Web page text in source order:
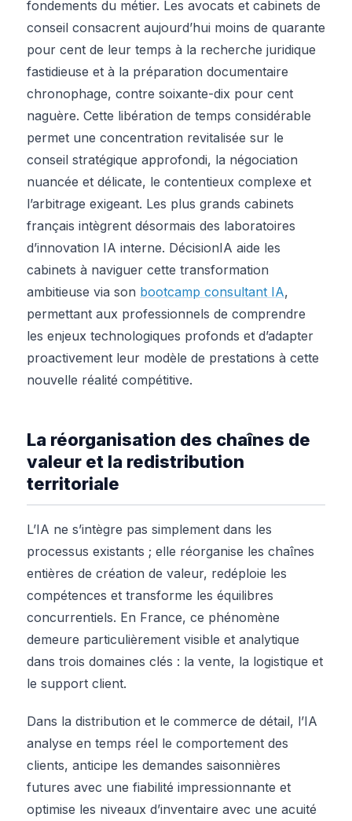
fondements du métier. Les avocats et cabinets de
conseil consacrent aujourd’hui moins de quarante
pour cent de leur temps à la recherche juridique
fastidieuse et à la préparation documentaire
chronophage, contre soixante-dix pour cent
naguère. Cette libération de temps considérable
permet une concentration revitalisée sur le
conseil stratégique approfondi, la négociation
nuancée et délicate, le contentieux complexe et
l’arbitrage exigeant. Les plus grands cabinets
français intègrent désormais des laboratoires
d’innovation IA interne. DécisionIA aide les
cabinets à naviguer cette transformation
ambitieuse via son bootcamp consultant IA,
permettant aux professionnels de comprendre
les enjeux technologiques profonds et d’adapter
proactivement leur modèle de prestations à cette
nouvelle réalité compétitive.
La réorganisation des chaînes de
valeur et la redistribution
territoriale
L’IA ne s’intègre pas simplement dans les
processus existants ; elle réorganise les chaînes
entières de création de valeur, redéploie les
compétences et transforme les équilibres
concurrentiels. En France, ce phénomène
demeure particulièrement visible et analytique
dans trois domaines clés : la vente, la logistique et
le support client.
Dans la distribution et le commerce de détail, l’IA
analyse en temps réel le comportement des
clients, anticipe les demandes saisonnières
futures avec une fiabilité impressionnante et
optimise les niveaux d’inventaire avec une acuité